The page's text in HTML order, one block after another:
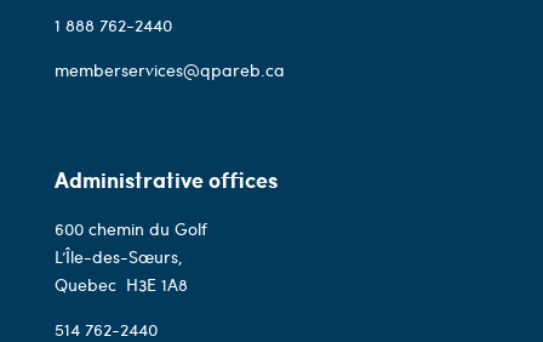
1 888 762-2440
memberservices@qpareb.ca
Administrative offices
600 chemin du Golf
L’Île-des-Sœurs,
Quebec H3E 1A8
514 762-2440